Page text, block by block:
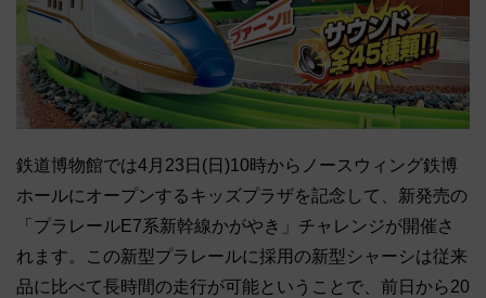
鉄道博物館では4月23日(日)10時からノースウィング鉄博
ホールにオープンするキッズプラザを記念して、新発売の
「プラレールE7系新幹線かがやき」チャレンジが開催さ
れます。この新型プラレールに採用の新型シャーシは従来
品に比べて長時間の走行が可能ということで、前日から20